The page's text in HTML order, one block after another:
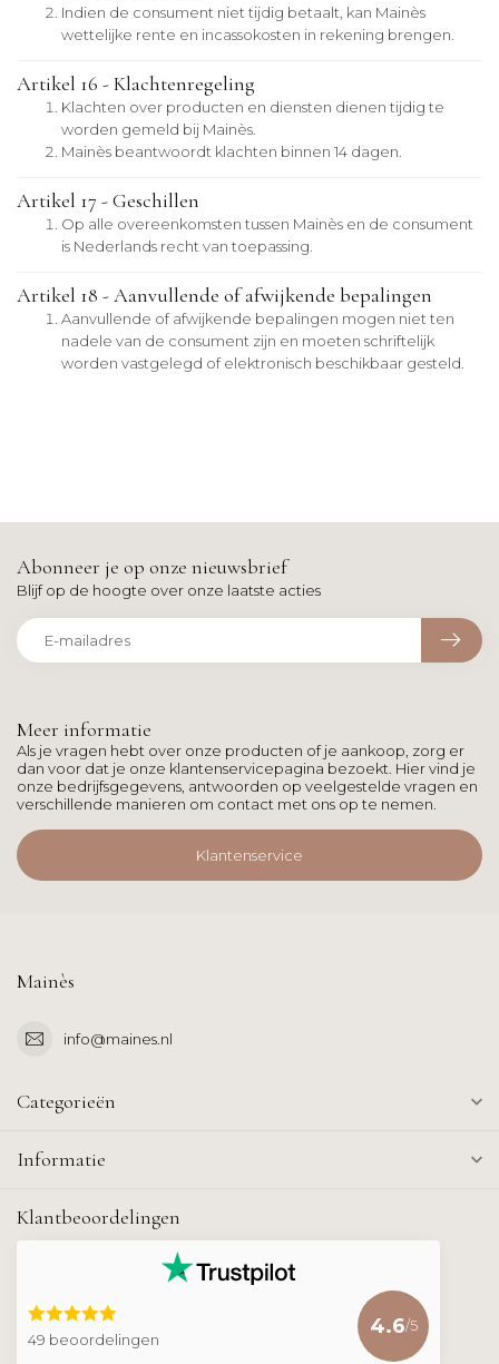
Indien de consument niet tijdig betaalt, kan Mainès
wettelijke rente en incassokosten in rekening brengen.
Artikel 16 - Klachtenregeling
Klachten over producten en diensten dienen tijdig te
worden gemeld bij Mainès.
Mainès beantwoordt klachten binnen 14 dagen.
Artikel 17 - Geschillen
Op alle overeenkomsten tussen Mainès en de consument
is Nederlands recht van toepassing.
Artikel 18 - Aanvullende of afwijkende bepalingen
Aanvullende of afwijkende bepalingen mogen niet ten
nadele van de consument zijn en moeten schriftelijk
worden vastgelegd of elektronisch beschikbaar gesteld.
Meer informatie
Als je vragen hebt over onze producten of je aankoop, zorg er
dan voor dat je onze klantenservicepagina bezoekt. Hier vind je
onze bedrijfsgegevens, antwoorden op veelgestelde vragen en
verschillende manieren om contact met ons op te nemen.
Klantenservice
Abonneer je op onze nieuwsbrief
Blijf op de hoogte over onze laatste acties
Mainès
info@maines.nl
Categorieën
Informatie
Klantbeoordelingen
49 beoordelingen
4.6/5